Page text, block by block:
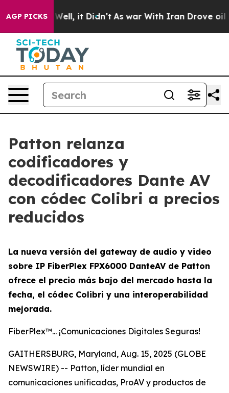
AGP PICKS
40%. Well, it Didn’t As war With Iran Drove oil
Patton relanza
codificadores y
decodificadores Dante AV
con códec Colibri a precios
reducidos
La nueva versión del gateway de audio y video
sobre IP FiberPlex FPX6000 DanteAV de Patton
ofrece el precio más bajo del mercado hasta la
fecha, el códec Colibri y una interoperabilidad
mejorada.
FiberPlex™... ¡Comunicaciones Digitales Seguras!
GAITHERSBURG, Maryland, Aug. 15, 2025 (GLOBE
NEWSWIRE) -- Patton, líder mundial en
comunicaciones unificadas, ProAV y productos de